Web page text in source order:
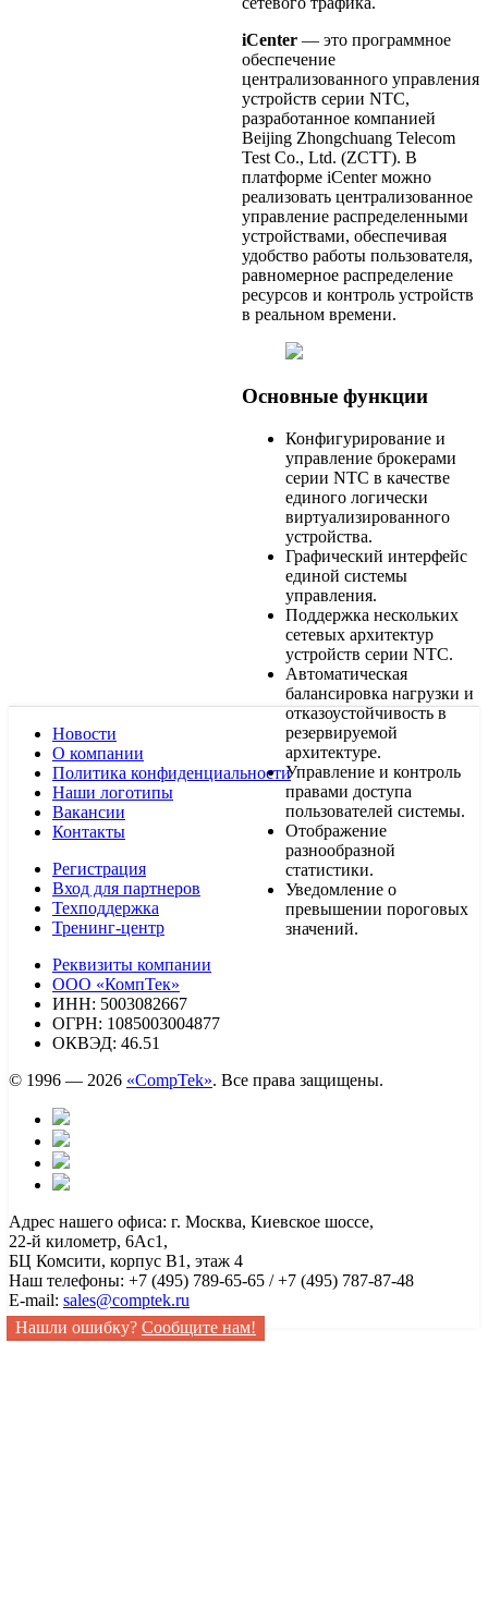
iCenter — это программное
обеспечение
централизованного управления
устройств серии NTC,
разработанное компанией
Beijing Zhongchuang Telecom
Test Co., Ltd. (ZCTT). В
платформе iCenter можно
реализовать централизованное
управление распределенными
устройствами, обеспечивая
удобство работы пользователя,
равномерное распределение
ресурсов и контроль устройств
в реальном времени.
Основные функции
Конфигурирование и
управление брокерами
серии NTC в качестве
единого логически
виртуализированного
устройства.
Графический интерфейс
единой системы
управления.
Поддержка нескольких
сетевых архитектур
устройств серии NTC.
Автоматическая
балансировка нагрузки и
отказоустойчивость в
резервируемой
архитектуре.
Управление и контроль
правами доступа
пользователей системы.
Отображение
разнообразной
статистики.
Уведомление о
превышении пороговых
значений.
Новости
О компании
Политика конфиденциальности
Наши логотипы
Вакансии
Контакты
Регистрация
Вход для партнеров
Техподдержка
Тренинг-центр
Реквизиты компании
ООО «КомпТек»
ИНН: 5003082667
ОГРН: 1085003004877
ОКВЭД: 46.51
© 1996 — 2026 «CompTek». Все права защищены.
Адрес нашего офиса: г. Москва, Киевское шоссе,
22-й километр, 6Ас1,
БЦ Комсити, корпус B1, этаж 4
Наш телефоны: +7 (495) 789-65-65 / +7 (495) 787-87-48
E-mail: sales@comptek.ru
Нашли ошибку? Сообщите нам!